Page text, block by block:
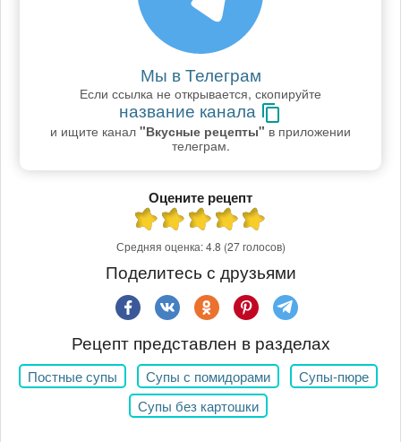
Мы в Телеграм
Если ссылка не открывается, скопируйте
название канала
и ищите канал "Вкусные рецепты" в приложении
телеграм.
Оцените рецепт
Средняя оценка:4.8 (27 голосов)
Поделитесь с друзьями
Рецепт представлен в разделах
Постные супы Супы с помидорами
Супы-пюре
Супы без картошки